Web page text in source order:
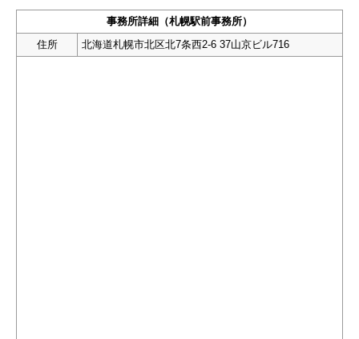
事務所詳細（札幌駅前事務所）
住所
北海道札幌市北区北7条西2-6 37山京ビル716